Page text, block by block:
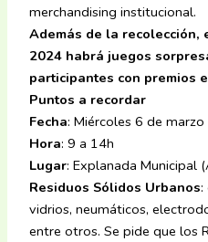
merchandising institucional.
Además de la recolección,
2024 habrá juegos
participantes con premios
Puntos a recordar
Fecha: Miércoles 6 de marzo
Hora: 9 a 14h
Lugar: Explanada Municipal
Residuos Sólidos Urbanos
vidrios, neumáticos,
entre otros. Se pide que los